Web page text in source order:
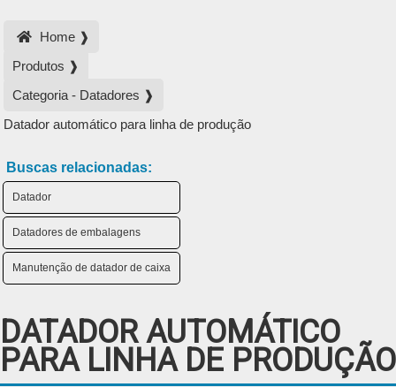
Home ❱
Produtos ❱
Categoria - Datadores ❱
Datador automático para linha de produção
Buscas relacionadas:
Datador
Datadores de embalagens
Manutenção de datador de caixa
DATADOR AUTOMÁTICO
PARA LINHA DE PRODUÇÃO